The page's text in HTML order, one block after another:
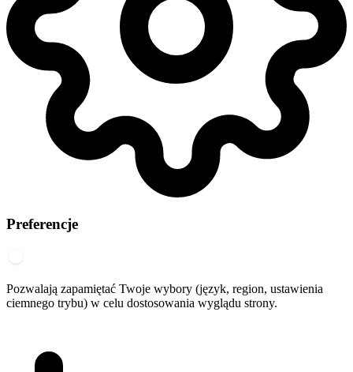
Preferencje
Pozwalają zapamiętać Twoje wybory (język, region, ustawienia
ciemnego trybu) w celu dostosowania wyglądu strony.